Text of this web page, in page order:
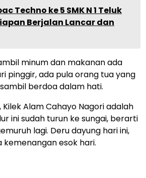
Techno ke 5 SMK N 1 Teluk
Berjalan Lancar dan
minum dan makanan ada
pinggir, ada pula orang tua yang
berdoa dalam hati.
Kilek Alam Cahayo Nagori adalah
ini sudah turun ke sungai, berarti
lagi. Deru dayung hari ini,
kemenangan esok hari.